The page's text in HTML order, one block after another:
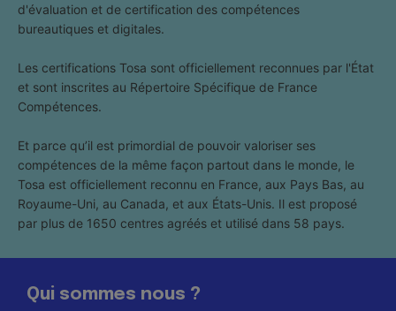
d'évaluation et de certification des compétences
bureautiques et digitales.
Les certifications Tosa sont officiellement reconnues par l'État
et sont inscrites au Répertoire Spécifique de France
Compétences.
Et parce qu’il est primordial de pouvoir valoriser ses
compétences de la même façon partout dans le monde, le
Tosa est officiellement reconnu en France, aux Pays Bas, au
Royaume-Uni, au Canada, et aux États-Unis. Il est proposé
par plus de 1650 centres agréés et utilisé dans 58 pays.
Qui sommes nous ?